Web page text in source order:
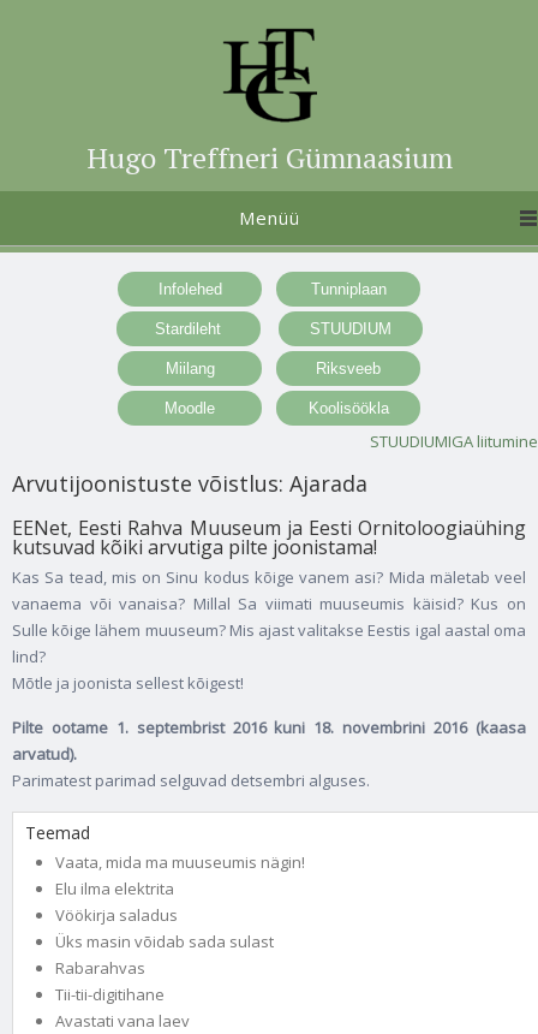
Hugo Treffneri Gümnaasium
Menüü
STUUDIUMIGA liitumine
Arvutijoonistuste võistlus: Ajarada
EENet, Eesti Rahva Muuseum ja Eesti Ornitoloogiaühing
kutsuvad kõiki arvutiga pilte joonistama!
Kas Sa tead, mis on Sinu kodus kõige vanem asi? Mida mäletab veel
vanaema või vanaisa? Millal Sa viimati muuseumis käisid? Kus on
Sulle kõige lähem muuseum? Mis ajast valitakse Eestis igal aastal oma
lind?
Mõtle ja joonista sellest kõigest!
Pilte ootame 1. septembrist 2016 kuni 18. novembrini 2016 (kaasa
arvatud).
Parimatest parimad selguvad detsembri alguses.
Teemad
Vaata, mida ma muuseumis nägin!
Elu ilma elektrita
Vöökirja saladus
Üks masin võidab sada sulast
Rabarahvas
Tii-tii-digitihane
Avastati vana laev